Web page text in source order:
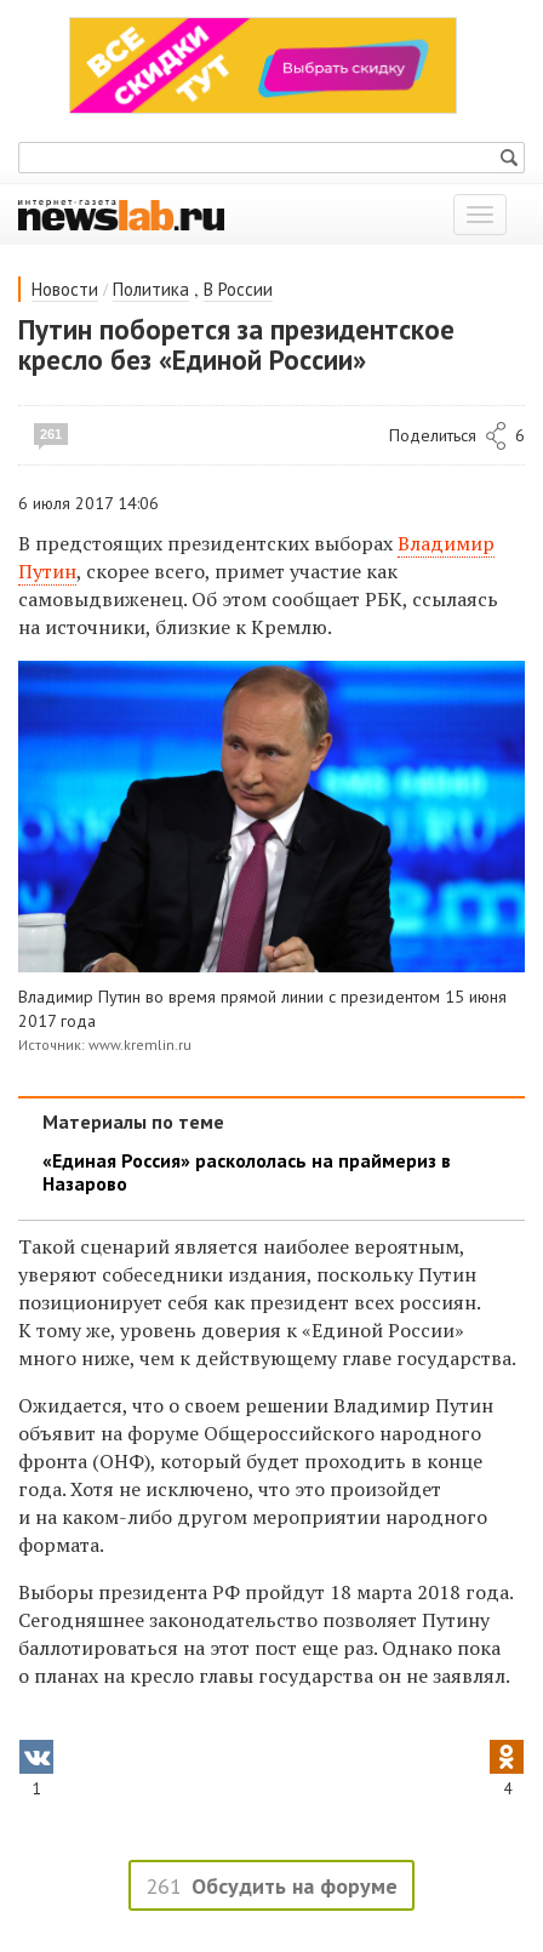
Показать
меню
Новости / Политика , В России
Путин поборется за президентское
кресло без «Единой России»
261 Поделиться 6
6 июля 2017 14:06
В предстоящих президентских выборахВладимир
Путин, скорее всего, примет участие как
самовыдвиженец. Об этом сообщает РБК, ссылаясь
на источники, близкие к Кремлю.
Владимир Путин во время прямой линии с президентом 15 июня
2017 года
Источник: www.kremlin.ru
Материалы по теме
«Единая Россия» раскололась на праймериз в
Назарово
Такой сценарий является наиболее вероятным,
уверяют собеседники издания, поскольку Путин
позиционирует себя как президент всех россиян.
К тому же, уровень доверия к «Единой России»
много ниже, чем к действующему главе государства.
Ожидается, что о своем решении Владимир Путин
объявит на форуме Общероссийского народного
фронта (ОНФ), который будет проходить в конце
года. Хотя не исключено, что это произойдет
и на каком-либо другом мероприятии народного
формата.
Выборы президента РФ пройдут 18 марта 2018 года.
Сегодняшнее законодательство позволяет Путину
баллотироваться на этот пост еще раз. Однако пока
о планах на кресло главы государства он не заявлял.
1 4
261 Обсудить на форуме